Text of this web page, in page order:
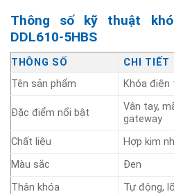
Thông số kỹ thuật
DDL610-5HBS
THÔNG SỐ
CHI TIẾT
Tên sản phẩm
Khóa điện
Đặc điểm nổi bật
Vân tay,
gateway
Chất liệu
Hợp kim
Màu sắc
Đen
Thân khóa
Tự động,